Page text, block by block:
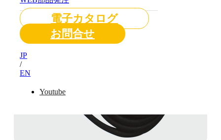
電子カタログ
お問合せ
JP
/
EN
Youtube